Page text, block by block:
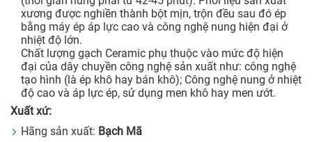
xương được nghiền thành bột mịn, trộn đều sau đó ép
bằng máy ép áp lực cao và công nghệ nung hiện đại ở
nhiệt độ lớn.
Chất lượng gạch Ceramic phụ thuộc vào mức độ hiện
đại của dây chuyền công nghệ sản xuất như: công nghệ
tạo hình (là ép khô hay bán khô); Công nghệ nung ở nhiệt
độ cao và áp lực ép, sử dụng men khô hay men ướt.
Xuất xứ:
Hãng sản xuất: Bạch Mã